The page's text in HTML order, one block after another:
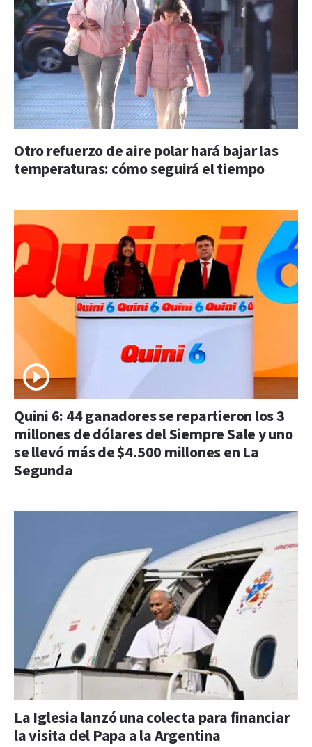
Otro refuerzo de aire polar hará bajar las
temperaturas: cómo seguirá el tiempo
Quini 6: 44 ganadores se repartieron los 3
millones de dólares del Siempre Sale y uno
se llevó más de $4.500 millones en La
Segunda
La Iglesia lanzó una colecta para financiar
la visita del Papa a la Argentina